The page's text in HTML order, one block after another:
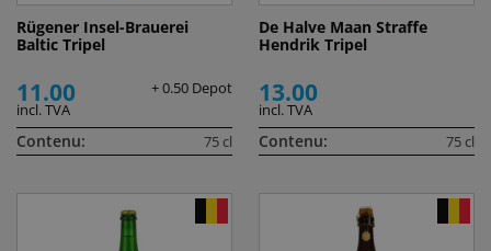
Rügener Insel-Brauerei
Baltic Tripel
11.00
+ 0.50 Depot
incl. TVA
Contenu: 75 cl
De Halve Maan Straffe
Hendrik Tripel
13.00
incl. TVA
Contenu: 75 cl